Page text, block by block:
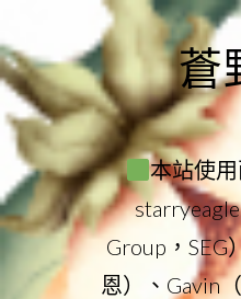
to
content
蒼
本站使
Group，
恩）、Gavin